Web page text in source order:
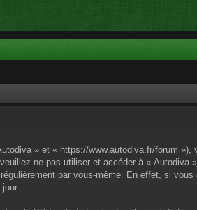
» et « https://www.autodiva.fr/forum
ne pas utiliser et accéder à «
par vous-même. En effet, si